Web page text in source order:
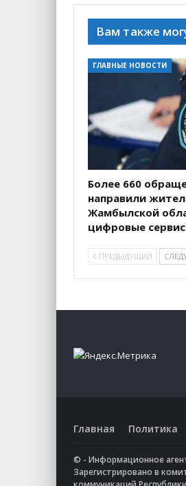
Вам также
ГЛАВНЫЕ НОВОСТИ
Более 660
направили
Жамбылской
цифровые
ПРЕДЫДУЩИЙ
Главная Политика
© - Информационное
Зарегистрировано в